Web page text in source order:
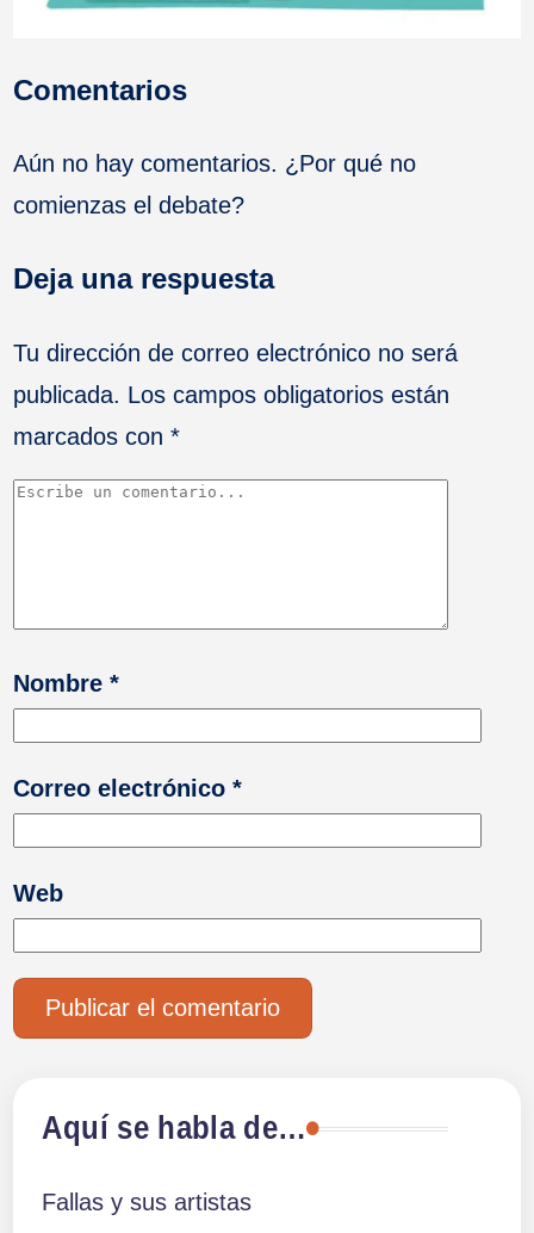
Comentarios
Aún no hay comentarios. ¿Por qué no
comienzas el debate?
Deja una respuesta
Tu dirección de correo electrónico no será
publicada. Los campos obligatorios están
marcados con*
Nombre*
Correo electrónico*
Web
Aquí se habla de…
Fallas y sus artistas